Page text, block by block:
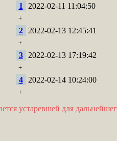
1 2022-02-11 11:04:50
+
2 2022-02-13 12:45:41
+
3 2022-02-13 17:19:42
+
4 2022-02-14 10:24:00
+
устаревшей для